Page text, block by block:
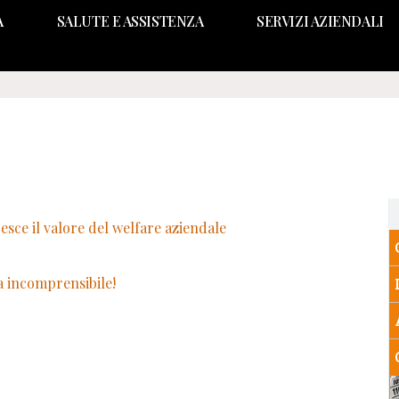
SALUTE E ASSISTENZA SERVIZI AZIENDALI
il valore del welfare aziendale
incomprensibile!